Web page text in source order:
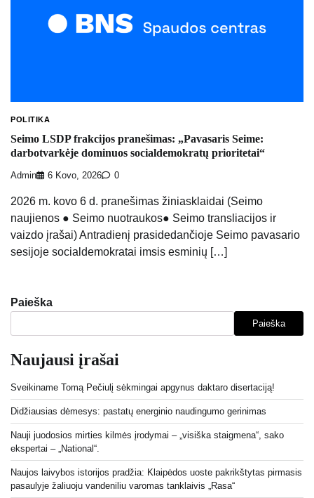
POLITIKA
Seimo LSDP frakcijos pranešimas: „Pavasaris Seime:
darbotvarkėje dominuos socialdemokratų prioritetai“
Admin 6 Kovo, 2026 0
2026 m. kovo 6 d. pranešimas žiniasklaidai (Seimo
naujienos ● Seimo nuotraukos● Seimo transliacijos ir
vaizdo įrašai) Antradienį prasidedančioje Seimo pavasario
sesijoje socialdemokratai imsis esminių […]
Paieška
Paieška
Naujausi įrašai
Sveikiname Tomą Pečiulį sėkmingai apgynus daktaro disertaciją!
Didžiausias dėmesys: pastatų energinio naudingumo gerinimas
Nauji juodosios mirties kilmės įrodymai – „visiška staigmena“, sako
ekspertai – „National“.
Naujos laivybos istorijos pradžia: Klaipėdos uoste pakrikštytas pirmasis
pasaulyje žaliuoju vandeniliu varomas tanklaivis „Rasa“